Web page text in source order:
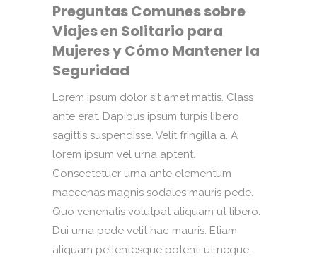
Preguntas Comunes sobre
Viajes en Solitario para
Mujeres y Cómo Mantener la
Seguridad
Lorem ipsum dolor sit amet mattis. Class
ante erat. Dapibus ipsum turpis libero
sagittis suspendisse. Velit fringilla a. A
lorem ipsum vel urna aptent.
Consectetuer urna ante elementum
maecenas magnis sodales mauris pede.
Quo venenatis volutpat aliquam ut libero.
Dui urna pede velit hac mauris. Etiam
aliquam pellentesque potenti ut neque.